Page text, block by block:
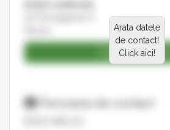
Arata datele
de contact!
Click aici!
Catalog produse
Persoana de contact